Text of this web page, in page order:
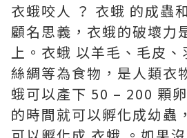
衣蛾咬人 ？ 衣蛾 的成蟲
顧名思義，衣蛾的破壞力
上。衣蛾 以羊毛、毛皮、
絲綢等為食物，是人類衣
蛾可以產下 50 – 200 顆
的時間就可以孵化成幼蟲